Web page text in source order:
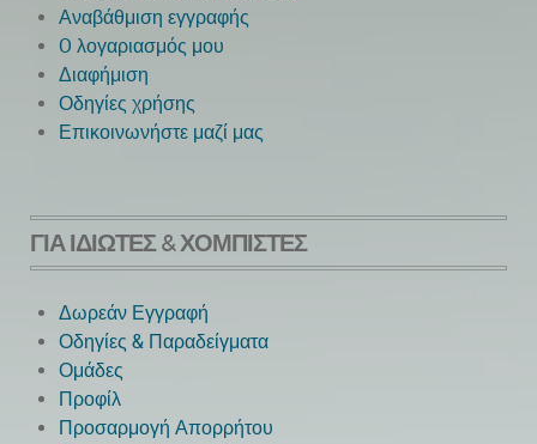
Next
Αναβάθμιση εγγραφής
O λογαριασμός μου
Διαφήμιση
Οδηγίες χρήσης
Επικοινωνήστε μαζί μας
ΓΙΑ ΙΔΙΏΤΕΣ & ΧΟΜΠΊΣΤΕΣ
Δωρεάν Εγγραφή
Οδηγίες & Παραδείγματα
Ομάδες
Προφίλ
Προσαρμογή Απορρήτου